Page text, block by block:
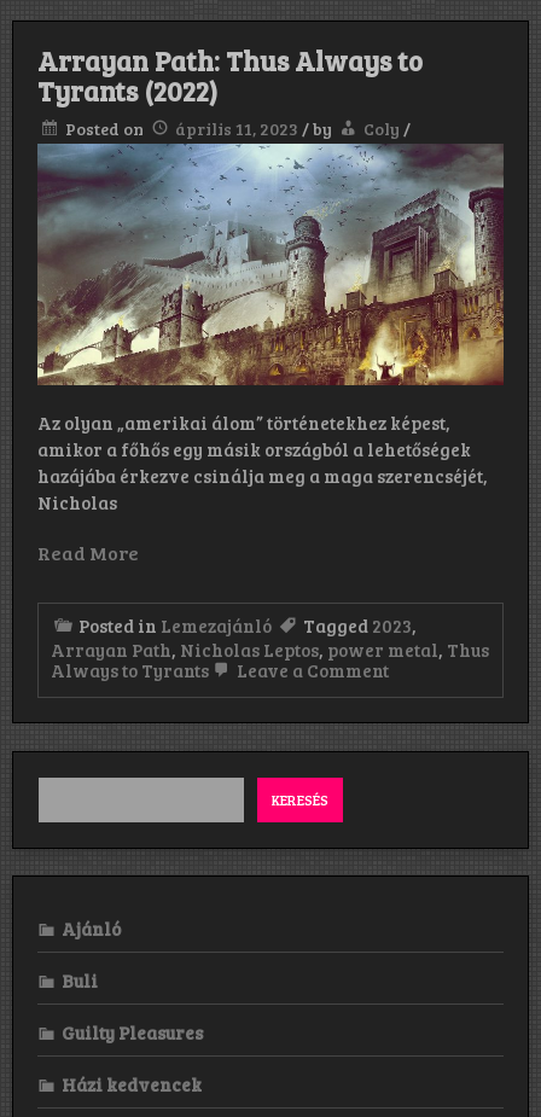
Arrayan Path: Thus Always to
Tyrants (2022)
Posted on április 11, 2023 /by Coly /
Az olyan „amerikai álom” történetekhez képest,
amikor a főhős egy másik országból a lehetőségek
hazájába érkezve csinálja meg a maga szerencséjét,
Nicholas
Read More
Posted in Lemezajánló Tagged 2023,
Arrayan Path, Nicholas Leptos, power metal, Thus
Always to Tyrants
Leave a Commenton
Thus
Always
KERESÉS
Ajánló
Buli
Guilty Pleasures
Házi kedvencek